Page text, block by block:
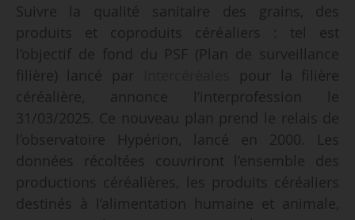
Suivre la qualité sanitaire des grains, des
produits et coproduits céréaliers : tel est
l’objectif de fond du PSF (Plan de surveillance
filière) lancé par
pour la filière
céréalière, annonce l’interprofession le
31/03/2025. Ce nouveau plan prend le relais de
l’observatoire Hypérion, lancé en 2000. Les
données récoltées couvriront l’ensemble des
productions céréalières, les produits céréaliers
destinés à l’alimentation humaine et animale,